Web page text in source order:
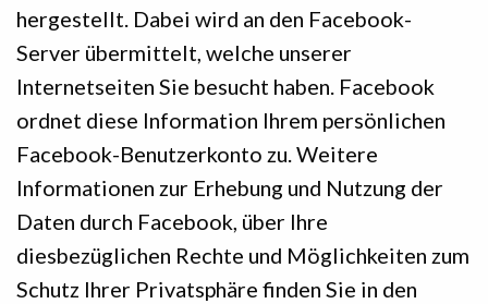
hergestellt. Dabei wird an den Facebook-
Server übermittelt, welche unserer
Internetseiten Sie besucht haben. Facebook
ordnet diese Information Ihrem persönlichen
Facebook-Benutzerkonto zu. Weitere
Informationen zur Erhebung und Nutzung der
Daten durch Facebook, über Ihre
diesbezüglichen Rechte und Möglichkeiten zum
Schutz Ihrer Privatsphäre finden Sie in den